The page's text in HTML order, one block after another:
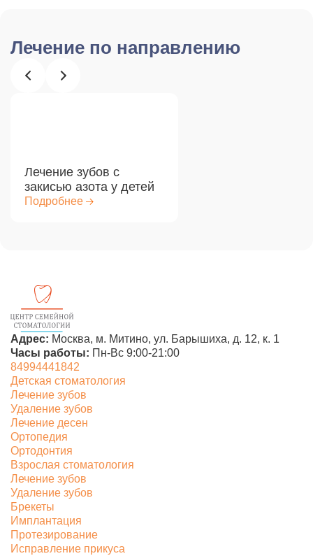
Лечение по направлению
Лечение зубов с
закисью азота у детей
Подробнее
Адрес: Москва, м. Митино, ул. Барышиха, д. 12, к. 1
Часы работы: Пн-Вс 9:00-21:00
84994441842
Детская стоматология
Лечение зубов
Удаление зубов
Лечение десен
Ортопедия
Ортодонтия
Взрослая стоматология
Лечение зубов
Удаление зубов
Брекеты
Имплантация
Протезирование
Исправление прикуса